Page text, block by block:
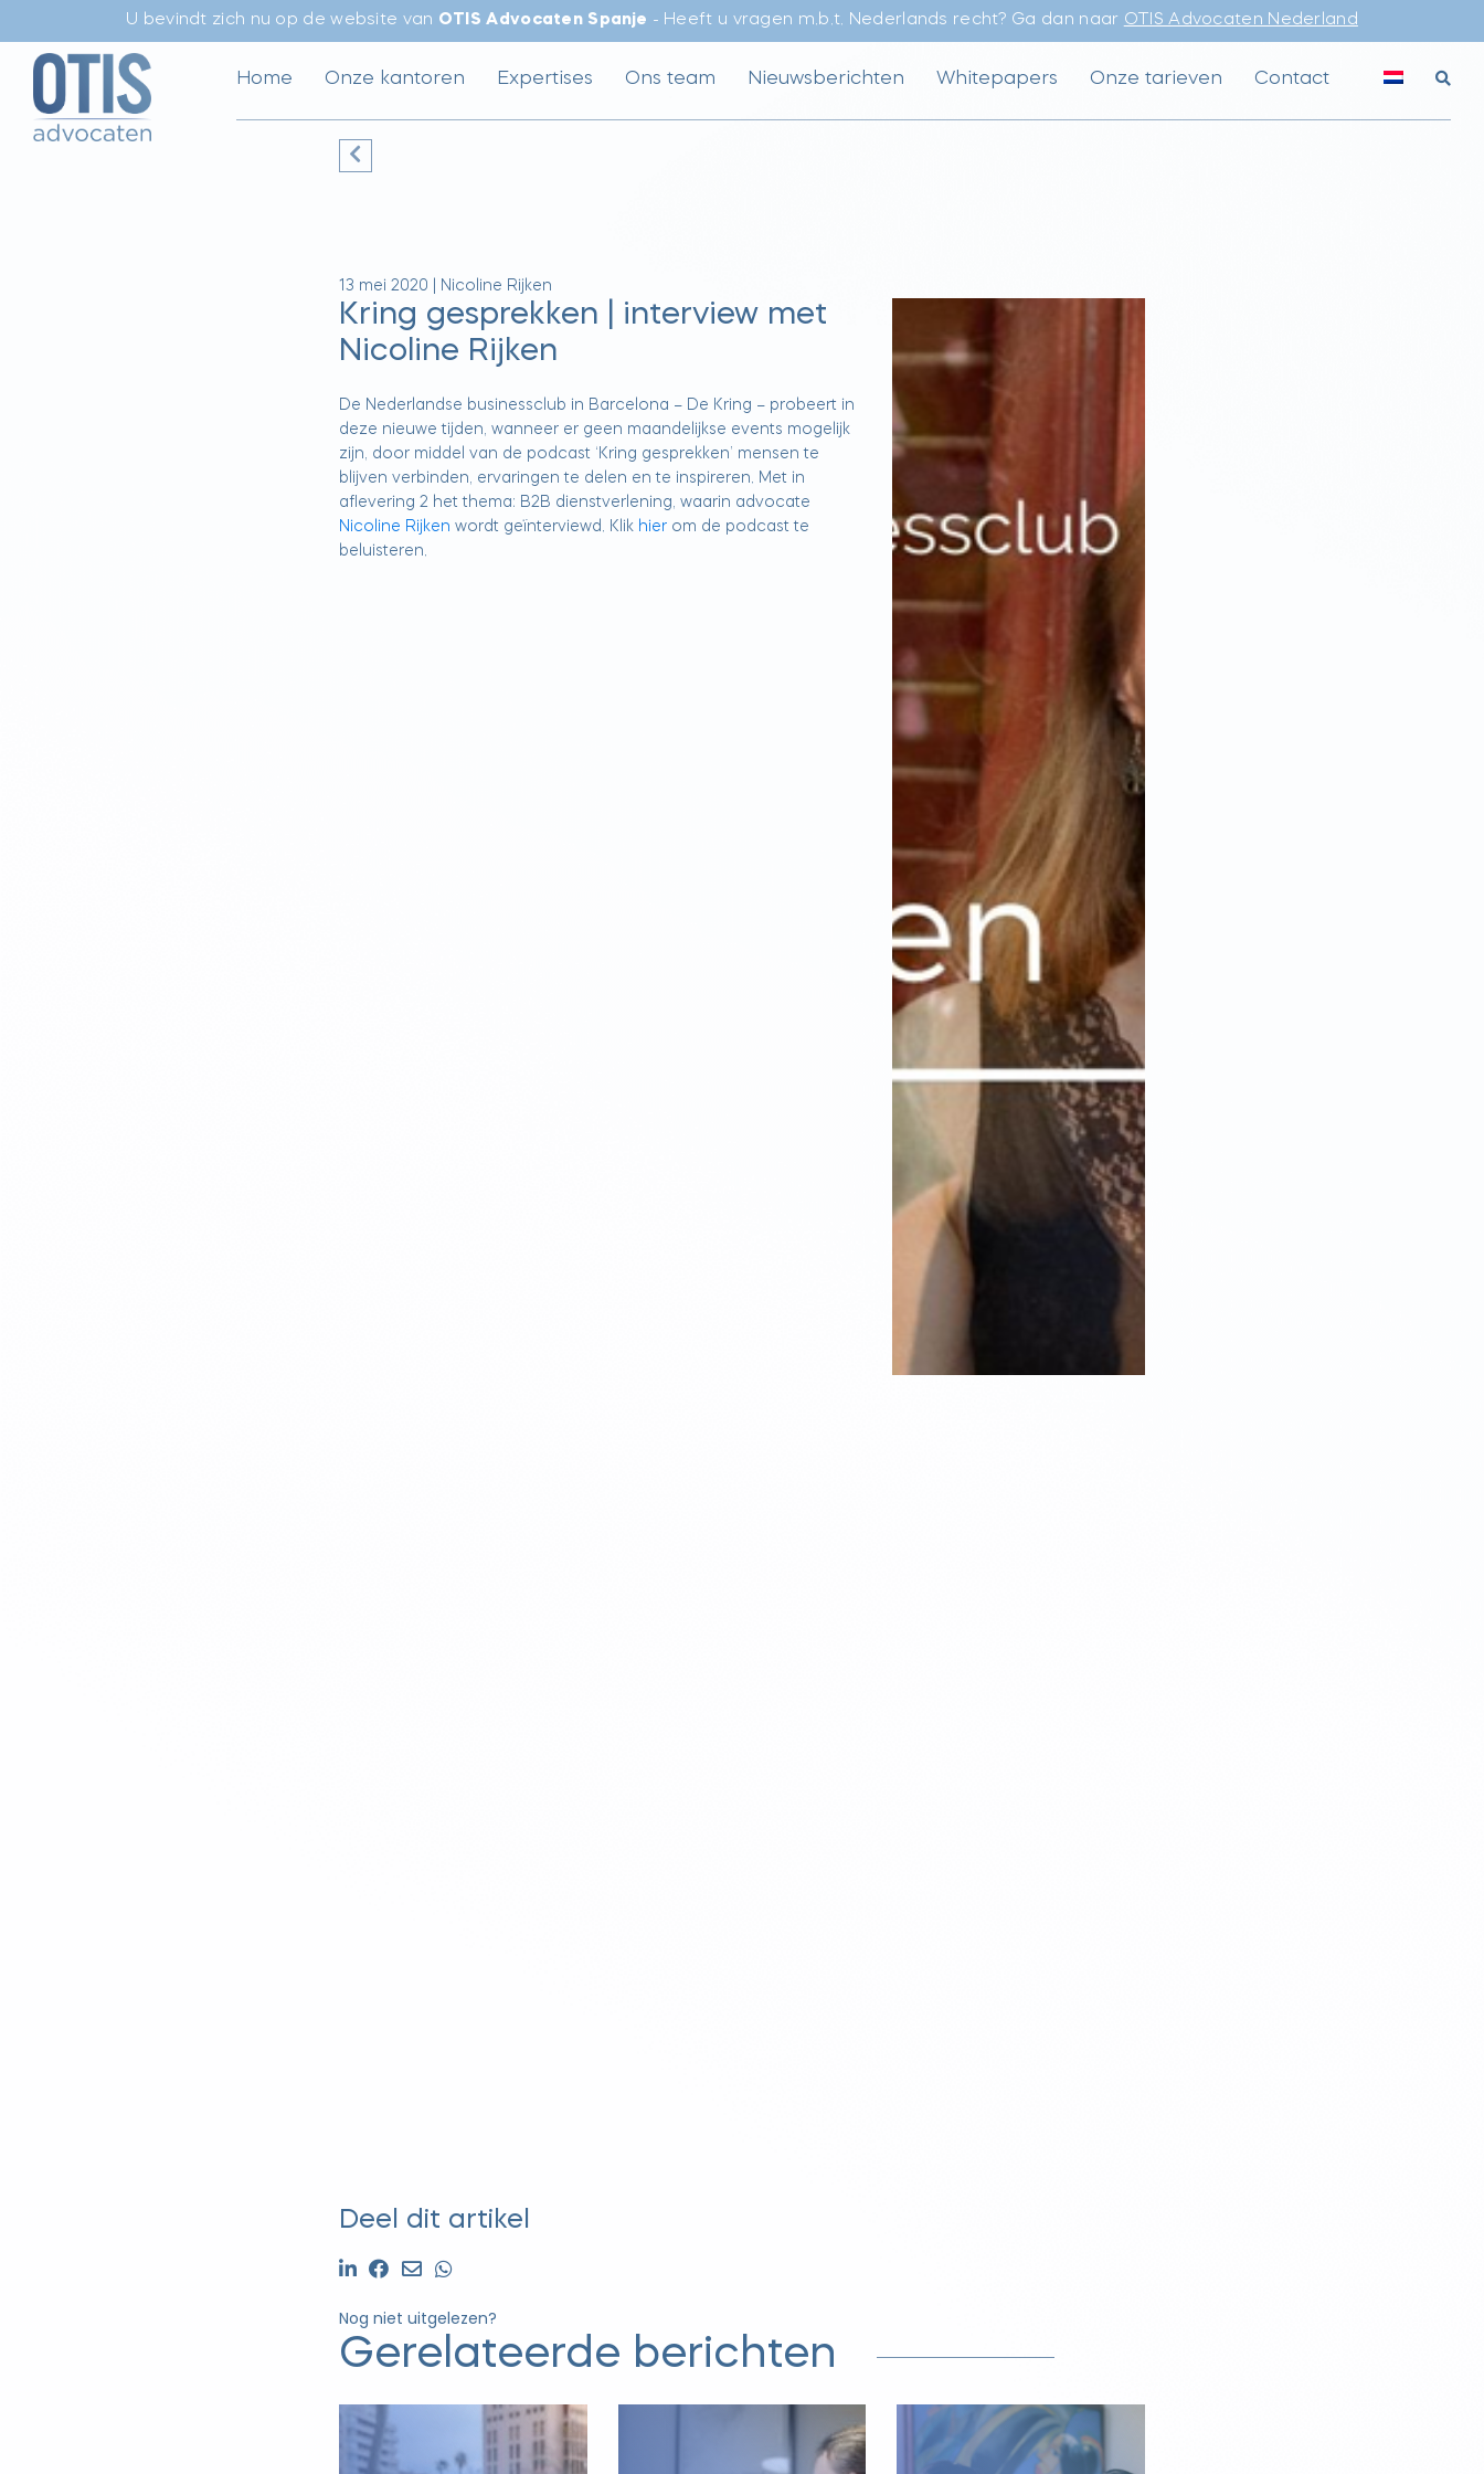
U bevindt zich nu op de website van OTIS Advocaten Spanje - Heeft u vragen m.b.t. Nederlands recht? Ga dan naar OTIS Advocaten Nederland
Home Onze kantoren Expertises Ons team Nieuwsberichten Whitepapers Onze tarieven Contact
13 mei 2020 Nicoline Rijken
Kring gesprekken | interview met
Nicoline Rijken
De Nederlandse businessclub in Barcelona – De Kring – probeert in
deze nieuwe tijden, wanneer er geen maandelijkse events mogelijk
zijn, door middel van de podcast ‘Kring gesprekken’ mensen te
blijven verbinden, ervaringen te delen en te inspireren. Met in
aflevering 2 het thema: B2B dienstverlening, waarin advocate
Nicoline Rijken wordt geïnterviewd. Klik hierom de podcast te
beluisteren.
Deel dit artikel
Nog niet uitgelezen?
Gerelateerde berichten